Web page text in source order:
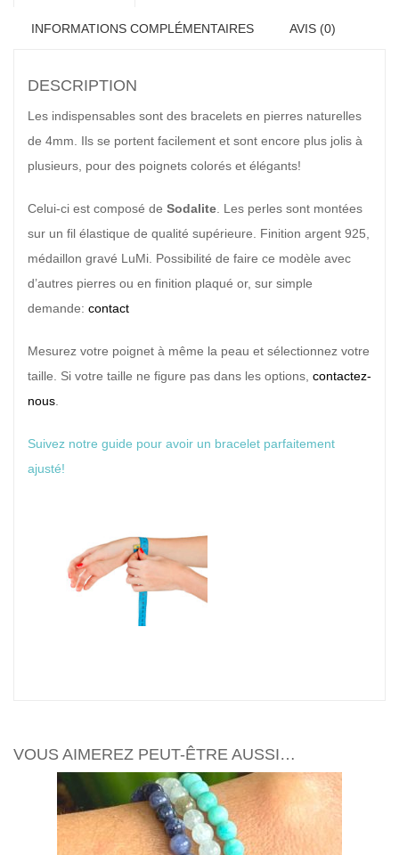
INFORMATIONS COMPLÉMENTAIRES AVIS (0)
DESCRIPTION
Les indispensables sont des bracelets en pierres naturelles
de 4mm. Ils se portent facilement et sont encore plus jolis à
plusieurs, pour des poignets colorés et élégants!
Celui-ci est composé de Sodalite . Les perles sont montées
sur un fil élastique de qualité supérieure. Finition argent 925,
médaillon gravé LuMi. Possibilité de faire ce modèle avec
d’autres pierres ou en finition plaqué or, sur simple
demande: contact
Mesurez votre poignet à même la peau et sélectionnez votre
taille. Si votre taille ne figure pas dans les options, contactez-
nous
Suivez notre guide pour avoir un bracelet parfaitement
ajusté!
VOUS AIMEREZ PEUT-ÊTRE AUSSI…